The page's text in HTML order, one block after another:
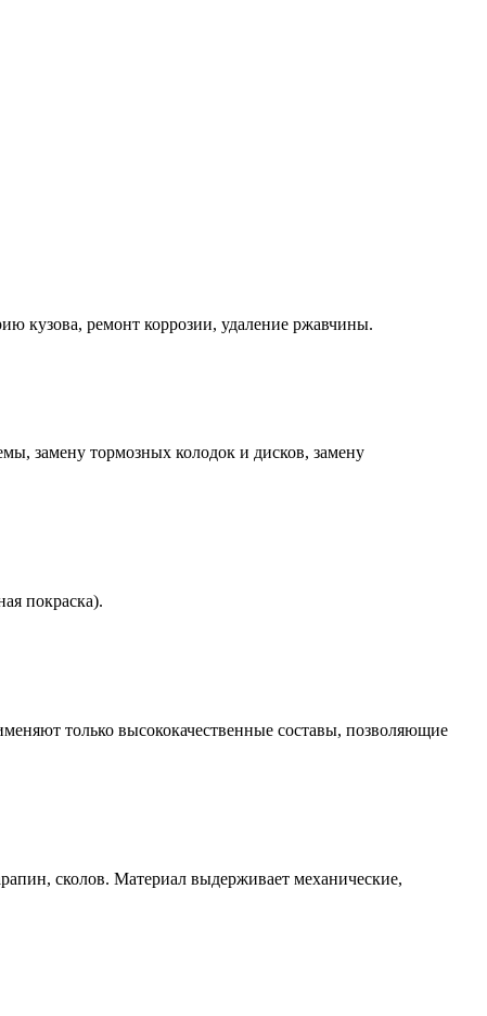
кузова, ремонт коррозии, удаление ржавчины.
замену тормозных колодок и дисков, замену
покраска).
только высококачественные составы, позволяющие
сколов. Материал выдерживает механические,